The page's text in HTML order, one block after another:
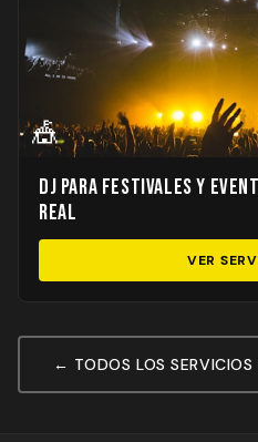
🎪
DJ para Festivales y
real
VER
← TODOS LOS SERVICIOS